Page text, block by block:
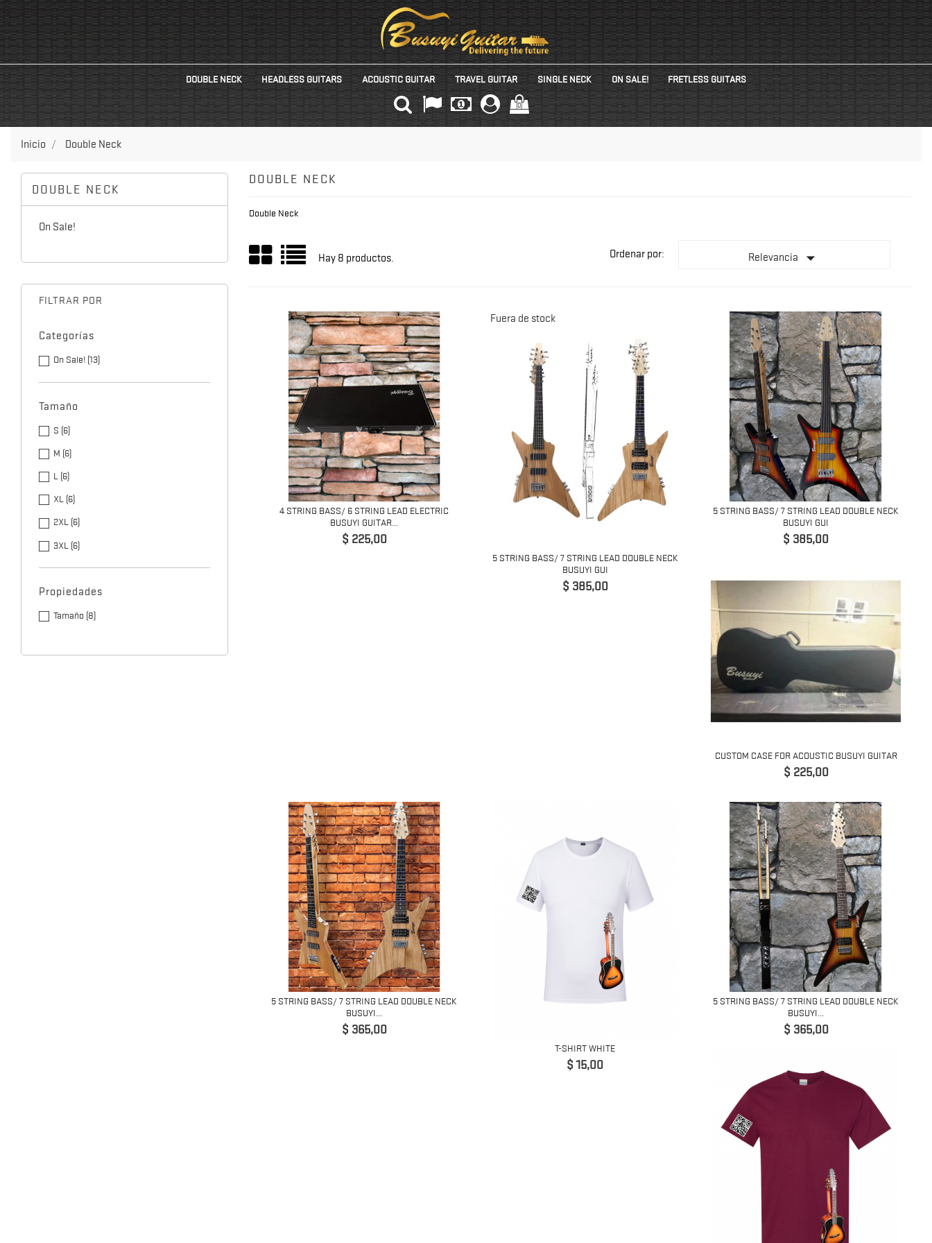
DOUBLE NECK HEADLESS GUITARS ACOUSTIC GUITAR TRAVEL GUITAR SINGLE NECK ON SALE! FRETLESS GUITARS
(0)
Inicio Double Neck
DOUBLE NECK
On Sale!
FILTRAR POR
Categorías
On Sale! (13)
Tamaño
S (6)
M (6)
L (6)
XL (6)
2XL (6)
3XL (6)
Propiedades
Tamaño (8)
DOUBLE NECK
Double Neck
Hay 8 productos. Ordenar por: Relevancia 
4 STRING BASS/ 6 STRING LEAD ELECTRIC
BUSUYI GUITAR...
Precio
$ 225,00
Fuera de stock
5 STRING BASS/ 7 STRING LEAD DOUBLE NECK
BUSUYI GUI
Precio
$ 385,00
5 STRING BASS/ 7 STRING LEAD DOUBLE NECK
BUSUYI GUI
Precio
$ 385,00
CUSTOM CASE FOR ACOUSTIC BUSUYI GUITAR
Precio
$ 225,00
5 STRING BASS/ 7 STRING LEAD DOUBLE NECK
BUSUYI...
Precio
$ 365,00
T-SHIRT WHITE
Precio
$ 15,00
5 STRING BASS/ 7 STRING LEAD DOUBLE NECK
BUSUYI...
Precio
$ 365,00